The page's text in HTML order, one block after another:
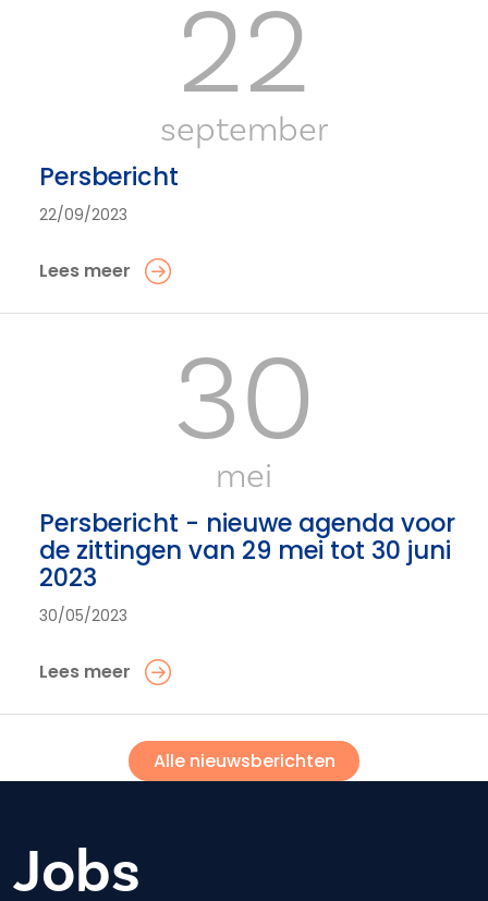
22
september
Persbericht
22/09/2023
Lees meer
30
mei
Persbericht - nieuwe agenda voor
de zittingen van 29 mei tot 30 juni
2023
30/05/2023
Lees meer
Alle nieuwsberichten
Jobs